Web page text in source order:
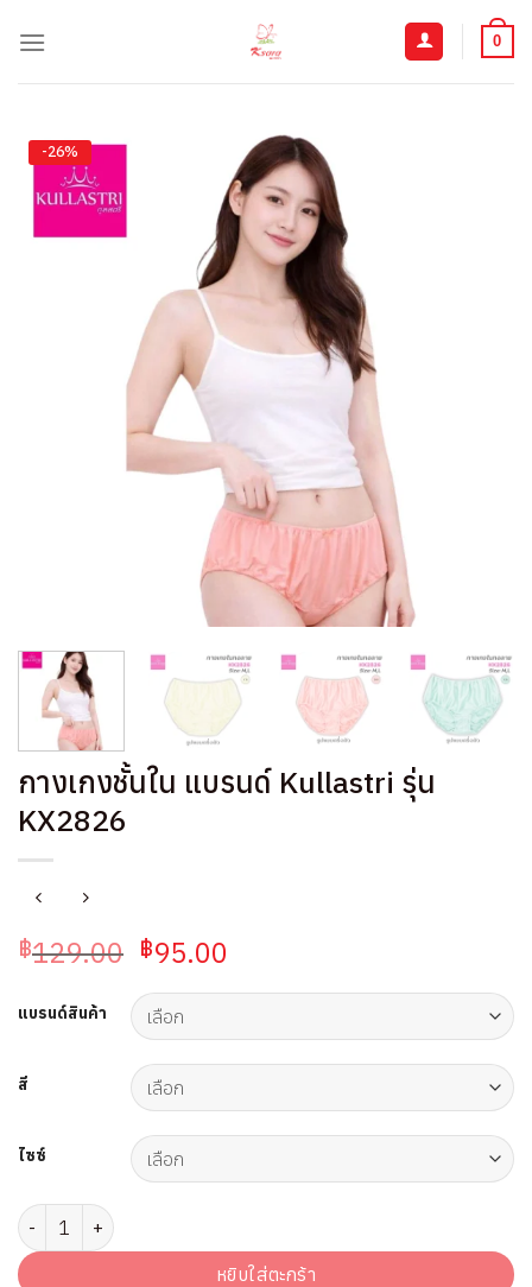
0
-26%
กางเกงชั้นใน แบรนด์ Kullastri รุ่น
KX2826
฿129.00 Original
was:
฿129.00.
฿95.00
฿95.00.
แบรนด์สินค้า
สี
ไซซ์
จำนวน กางเกงชั้นใน แบรนด์ Kullastri รุ่น KX2826 ชิ้น
หยิบใส่ตะกร้า